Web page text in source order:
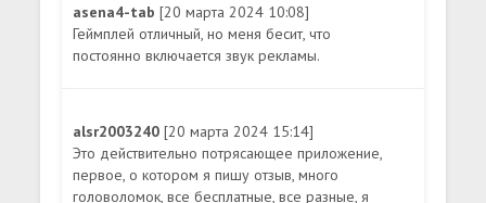
asena4-tab[20 марта 2024 10:08]
Геймплей отличный, но меня бесит, что
постоянно включается звук рекламы.
alsr2003240[20 марта 2024 15:14]
Это действительно потрясающее приложение,
первое, о котором я пишу отзыв, много
головоломок, все бесплатные, все разные, я